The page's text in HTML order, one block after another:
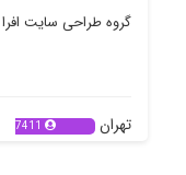
گروه طراحی سایت
تهران 7411